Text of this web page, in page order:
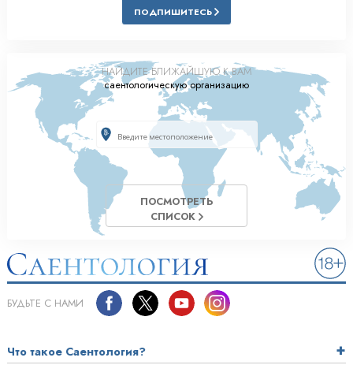
ПОДПИШИТЕСЬ
НАЙДИТЕ БЛИЖАЙШУЮ К ВАМ
саентологическую организацию
ПОСМОТРЕТЬ
СПИСОК
БУДЬТЕ С НАМИ
Что такое Саентология?